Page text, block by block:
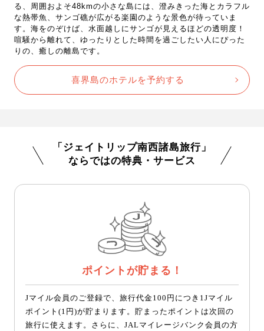
る、周囲およそ48kmの小さな島には、澄みきった海とカラフル
な熱帯魚、サンゴ礁が広がる楽園のような景色が待っていま
す。海をのぞけば、水面越しにサンゴが見えるほどの透明度！
喧騒から離れて、ゆったりとした時間を過ごしたい人にぴった
りの、癒しの離島です。
喜界島のホテルを予約する
「ジェイトリップ南西諸島旅行」
ならではの特典・サービス
ポイントが貯まる！
Jマイル会員のご登録で、旅行代金100円につき1Jマイル
ポイント(1円)が貯まります。貯まったポイントは次回の
旅行に使えます。さらに、JALマイレージバンク会員の方